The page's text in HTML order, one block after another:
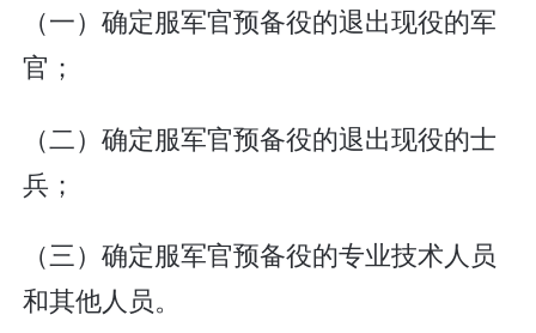
（一）确定服军官预备役的退出现役的军
官；
（二）确定服军官预备役的退出现役的士
兵；
（三）确定服军官预备役的专业技术人员
和其他人员。